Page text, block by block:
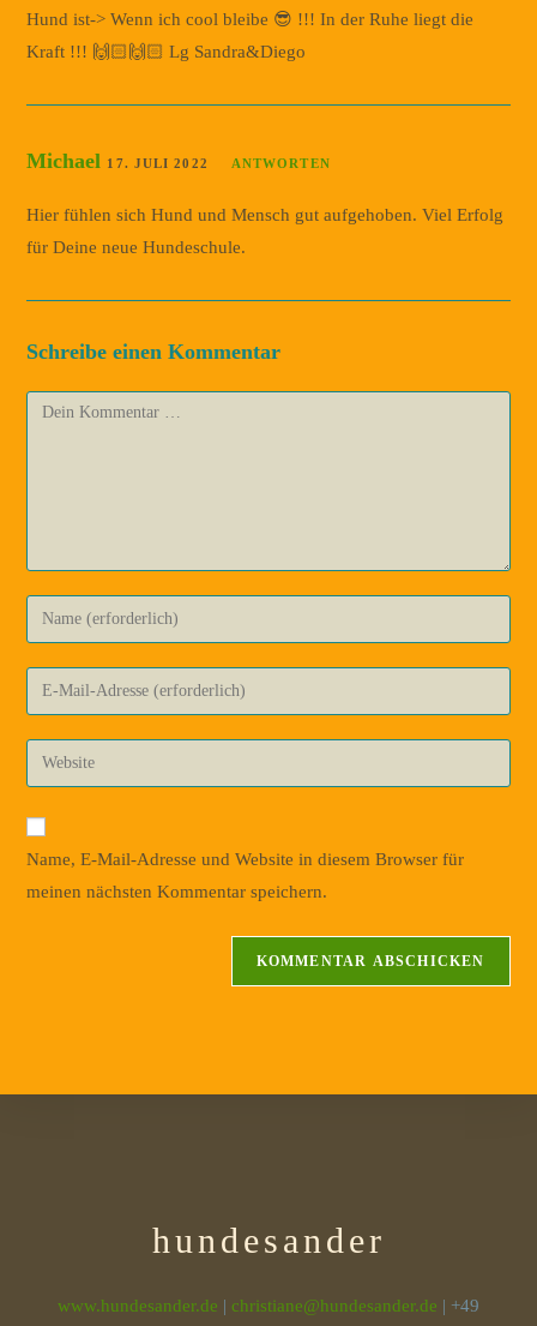
Hund ist-> Wenn ich cool bleibe 😎 !!! In der Ruhe liegt die
Kraft !!! 🙌🏻🙌🏻 Lg Sandra&Diego
Michael 17. JULI 2022 ANTWORTEN
Hier fühlen sich Hund und Mensch gut aufgehoben. Viel Erfolg
für Deine neue Hundeschule.
Schreibe einen Kommentar
Name, E-Mail-Adresse und Website in diesem Browser für
meinen nächsten Kommentar speichern.
hundesander
www.hundesander.de | christiane@hundesander.de | +49